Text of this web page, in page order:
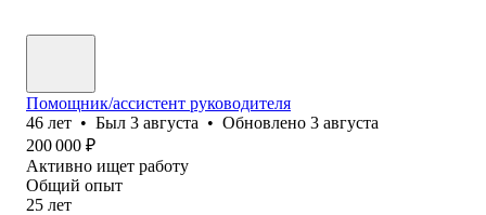
Помощник/ассистент руководителя
46 лет • Был 3 августа • Обновлено 3 августа
200 000 ₽
Активно ищет работу
Общий опыт
25 лет